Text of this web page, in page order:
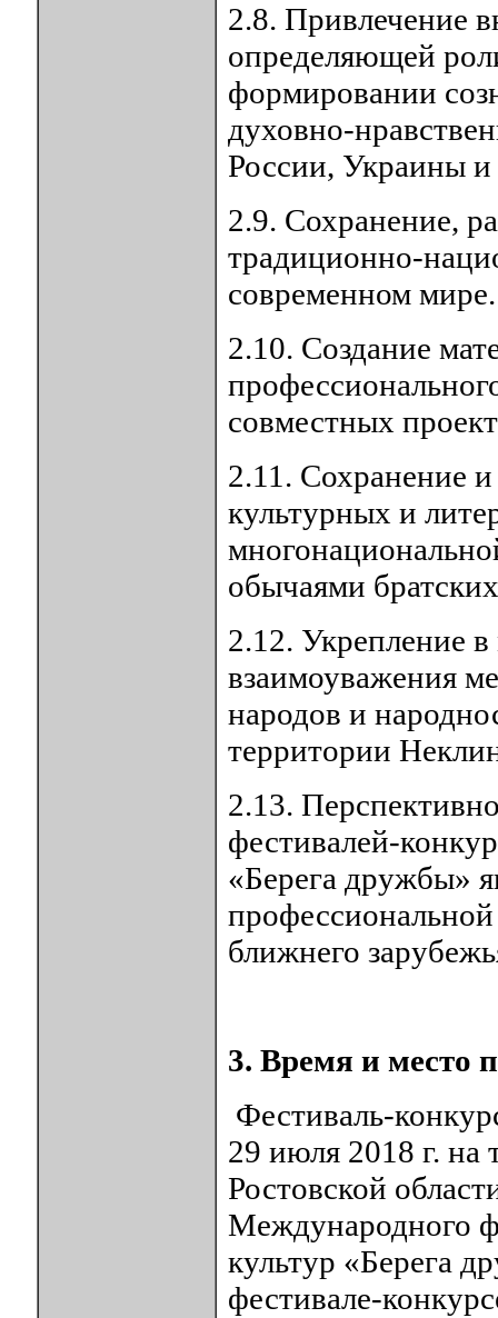
2.8. Привлечение
определяющей
формировании
духовно-
России, Украины и
2.9. Сохранение,
традиционно-
современном мире.
2.10. Создание
совместных
2.11. Сохранение
культурных и
обычаями
2.12. Укрепление
взаимоуважения
народов и
территории
2.13.
фестивалей-
«Берега дружбы»
ближнего
3. Время и место
Фестиваль-
29 июля 2018 г. на
Ростовской
Международного
культур «Берега
фестивале-